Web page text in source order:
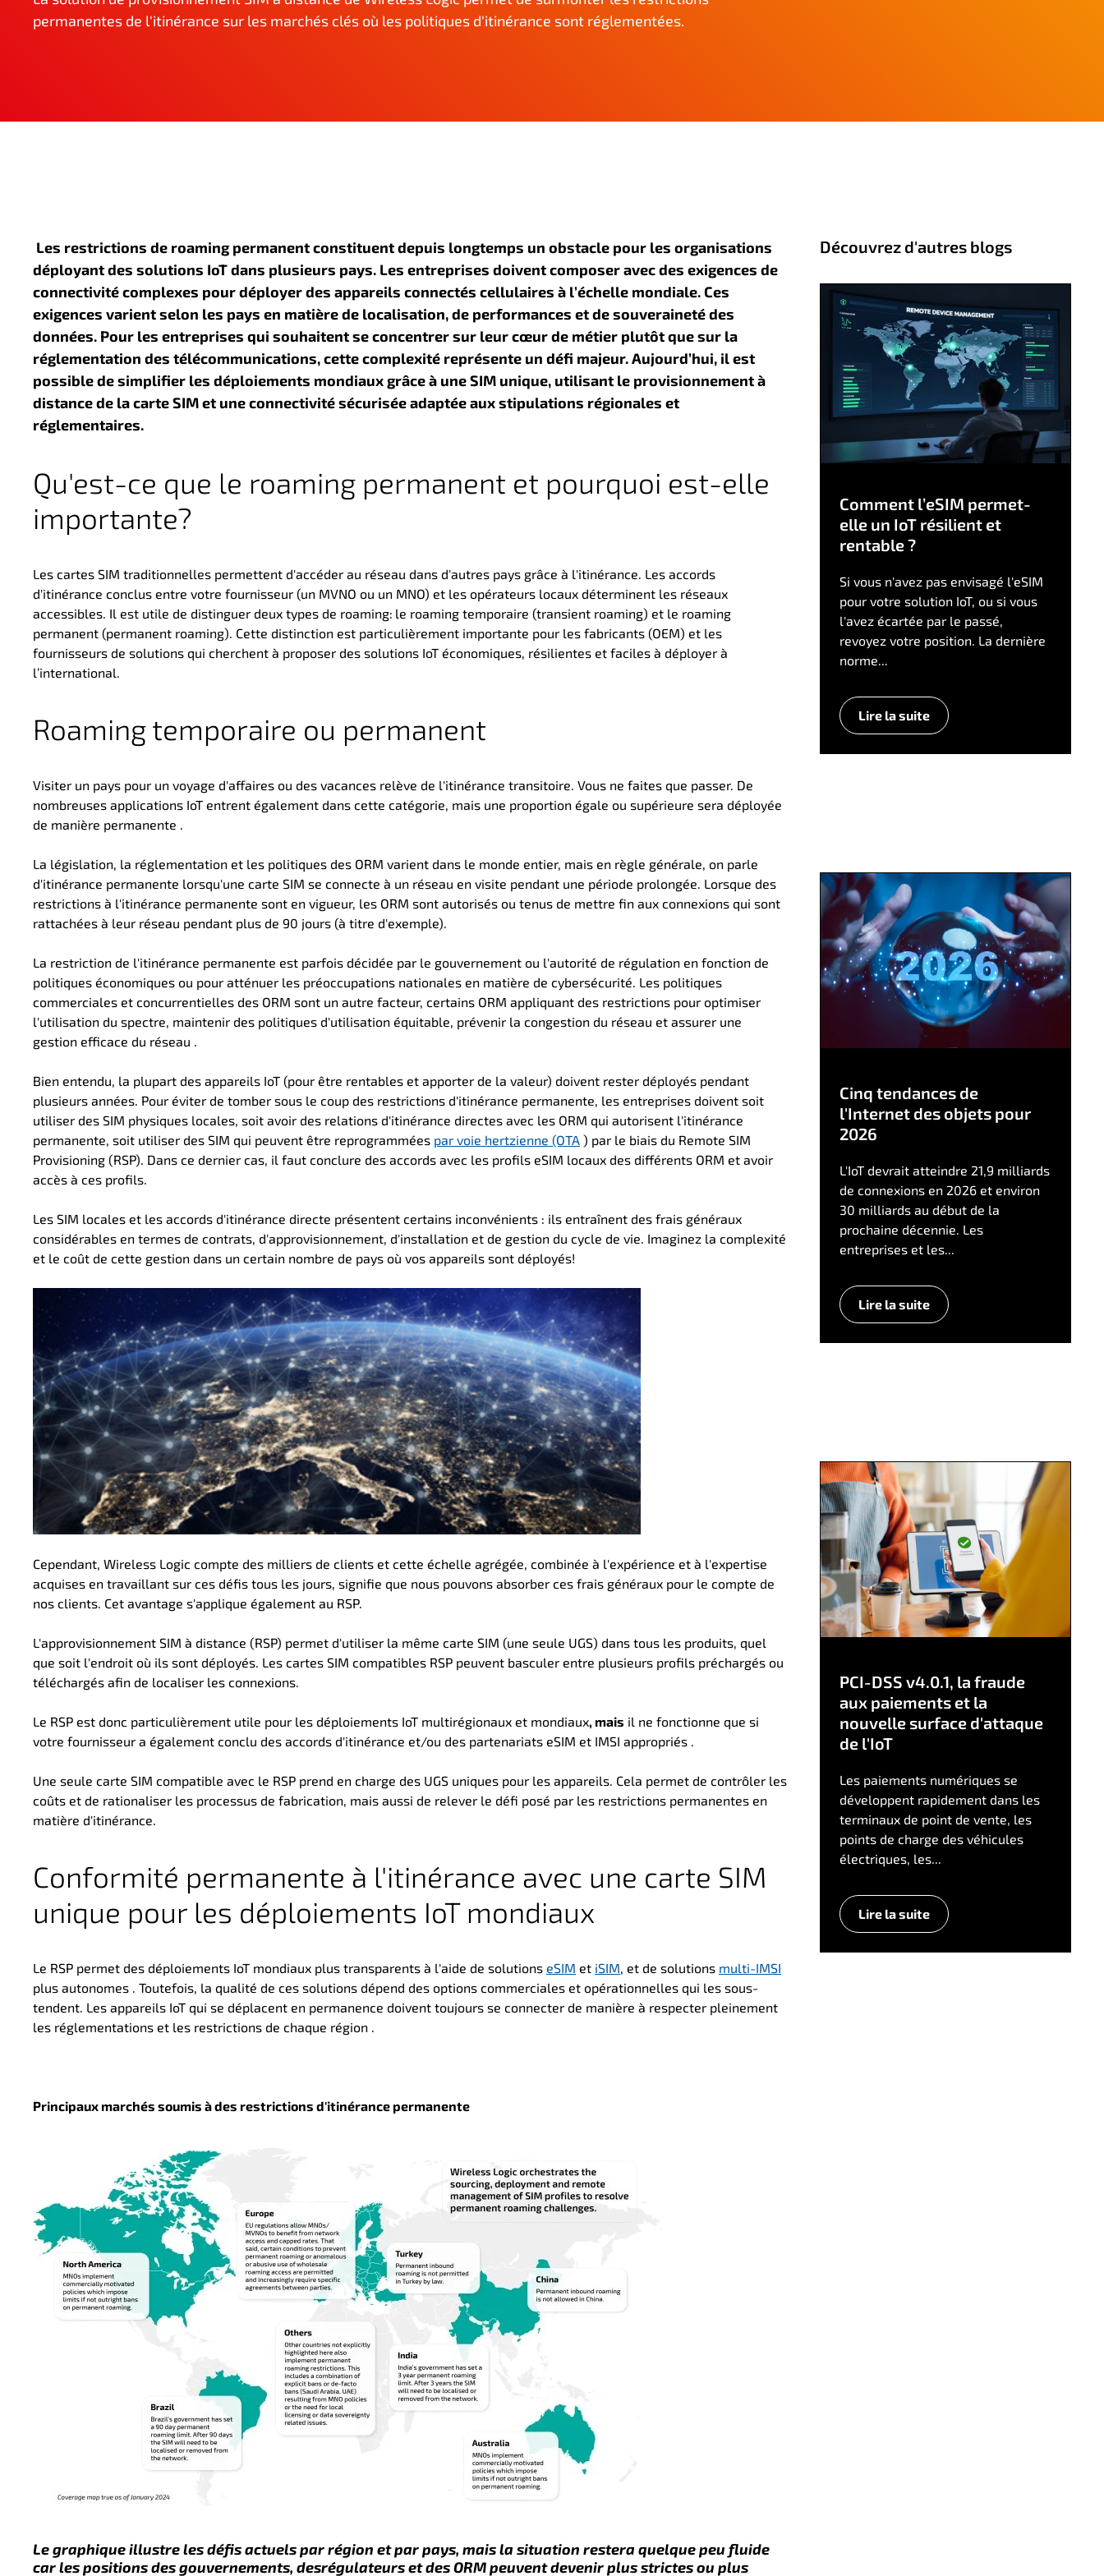
permanentes de l'itinérance sur les marchés clés où les politiques d'itinérance sont réglementées.
Les restrictions de roaming permanent constituent depuis longtemps un obstacle pour les organisations
déployant des solutions IoT dans plusieurs pays. Les entreprises doivent composer avec des exigences de
connectivité complexes pour déployer des appareils connectés cellulaires à l’échelle mondiale. Ces
exigences varient selon les pays en matière de localisation, de performances et de souveraineté des
données. Pour les entreprises qui souhaitent se concentrer sur leur cœur de métier plutôt que sur la
réglementation des télécommunications, cette complexité représente un défi majeur. Aujourd’hui, il est
possible de simplifier les déploiements mondiaux grâce à une SIM unique, utilisant le provisionnement à
distance de la carte SIMet uneconnectivitésécuriséeadaptée auxstipulations régionales et
réglementaires.
Qu'est-ce que le roaming permanent et pourquoi est-elle
importante?
Les cartes SIM traditionnelles permettent d'accéder au réseau dans d'autres pays grâce à l'itinérance. Les accords
d'itinérance conclus entre votre fournisseur (un MVNO ou un MNO) et les opérateurs locaux déterminent les réseaux
accessibles. Il est utile de distinguer deux types de roaming: le roaming temporaire (transient roaming) et le roaming
permanent (permanent roaming). Cette distinction est particulièrement importante pour les fabricants (OEM) et les
fournisseurs de solutions qui cherchent à proposer des solutions IoT économiques, résilientes et faciles à déployer à
l’international.
Roaming temporaire ou permanent
Visiter un pays pour un voyage d'affaires ou des vacances relève de l'itinérance transitoire. Vous ne faites que passer. De
nombreuses applications IoT entrent également dans cette catégorie, mais une proportion égale ou supérieure sera déployée
de manière permanente .
La législation, la réglementation et les politiques des ORM varient dans le monde entier, mais en règle générale, on parle
d'itinérance permanente lorsqu'une carte SIM se connecte à un réseau en visite pendant une période prolongée. Lorsque des
restrictions à l'itinérance permanente sont en vigueur, les ORM sont autorisés ou tenus de mettre fin aux connexions qui sont
rattachées à leur réseau pendant plus de 90 jours (à titre d'exemple).
La restriction de l'itinérance permanente est parfois décidée par le gouvernement ou l'autorité de régulation en fonction de
politiques économiques ou pour atténuer les préoccupations nationales en matière de cybersécurité. Les politiques
commerciales et concurrentielles des ORM sont un autre facteur, certains ORM appliquant des restrictions pour optimiser
l'utilisation du spectre, maintenir des politiques d'utilisation équitable, prévenir la congestion du réseau et assurer une
gestion efficace du réseau .
Bien entendu, la plupart des appareils IoT (pour être rentables et apporter de la valeur) doivent rester déployés pendant
plusieurs années. Pour éviter de tomber sous le coup des restrictions d'itinérance permanente, les entreprises doivent soit
utiliser des SIM physiques locales, soit avoir des relations d'itinérance directes avec les ORM qui autorisent l'itinérance
permanente, soit utiliser des SIM qui peuvent être reprogrammées par voie hertzienne (OTA ) par le biais du Remote SIM
Provisioning (RSP). Dans ce dernier cas, il faut conclure des accords avec les profils eSIM locaux des différents ORM et avoir
accès à ces profils.
Les SIM locales et les accords d'itinérance directe présentent certains inconvénients : ils entraînent des frais généraux
considérables en termes de contrats, d'approvisionnement, d'installation et de gestion du cycle de vie. Imaginez la complexité
et le coût de cette gestion dans un certain nombre de pays où vos appareils sont déployés!
Cependant, Wireless Logic compte des milliers de clients et cette échelle agrégée, combinée à l'expérience et à l'expertise
acquises en travaillant sur ces défis tous les jours, signifie que nous pouvons absorber ces frais généraux pour le compte de
nos clients. Cet avantage s'applique également au RSP.
L'approvisionnement SIM à distance (RSP) permet d'utiliser la même carte SIM (une seule UGS) dans tous les produits, quel
que soit l'endroit où ils sont déployés. Les cartes SIM compatibles RSP peuvent basculer entre plusieurs profils préchargés ou
téléchargés afin de localiser les connexions.
Le RSP est donc particulièrement utile pour les déploiements IoT multirégionaux et mondiaux, mais il ne fonctionne que si
votre fournisseur a également conclu des accords d'itinérance et/ou des partenariats eSIM et IMSI appropriés .
Une seule carte SIM compatible avec le RSP prend en charge des UGS uniques pour les appareils. Cela permet de contrôler les
coûts et de rationaliser les processus de fabrication, mais aussi de relever le défi posé par les restrictions permanentes en
matière d'itinérance.
Conformité permanente à l'itinérance avec une carte SIM
unique pour les déploiements IoT mondiaux
Le RSP permet des déploiements IoT mondiaux plus transparents à l'aide de solutions eSIM et iSIM, et de solutions multi-IMSI
plus autonomes . Toutefois, la qualité de ces solutions dépend des options commerciales et opérationnelles qui les sous-
tendent. Les appareils IoT qui se déplacent en permanence doivent toujours se connecter de manière à respecter pleinement
les réglementations et les restrictions de chaque région .
Principaux marchés soumis à des restrictions d'itinérance permanente
Legraphiqueillustre lesdéfisactuelspar région et parpays, mais la situation restera quelque peu fluide
carles positions desgouvernements, desrégulateurs et desORMpeuventdevenir plus strictes ou plus
Découvrez d'autres blogs
Comment l’eSIM permet-
elle un IoT résilient et
rentable ?
Si vous n'avez pas envisagé l'eSIM
pour votre solution IoT, ou si vous
l'avez écartée par le passé,
revoyez votre position. La dernière
norme...
Lire la suite
Cinq tendances de
l'Internet des objets pour
2026
L'IoT devrait atteindre 21,9 milliards
de connexions en 2026 et environ
30 milliards au début de la
prochaine décennie. Les
entreprises et les...
Lire la suite
PCI-DSS v4.0.1, la fraude
aux paiements et la
nouvelle surface d'attaque
de l'IoT
Les paiements numériques se
développent rapidement dans les
terminaux de point de vente, les
points de charge des véhicules
électriques, les...
Lire la suite